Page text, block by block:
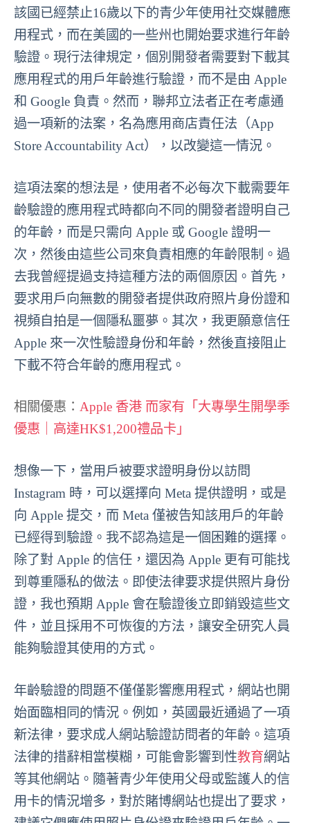
該國已經禁止16歲以下的青少年使用社交媒體應
用程式，而在美國的一些州也開始要求進行年齡
驗證。現行法律規定，個別開發者需要對下載其
應用程式的用戶年齡進行驗證，而不是由 Apple
和 Google 負責。然而，聯邦立法者正在考慮通
過一項新的法案，名為應用商店責任法（App
Store Accountability Act），以改變這一情況。
這項法案的想法是，使用者不必每次下載需要年
齡驗證的應用程式時都向不同的開發者證明自己
的年齡，而是只需向 Apple 或 Google 證明一
次，然後由這些公司來負責相應的年齡限制。過
去我曾經提過支持這種方法的兩個原因。首先，
要求用戶向無數的開發者提供政府照片身份證和
視頻自拍是一個隱私噩夢。其次，我更願意信任
Apple 來一次性驗證身份和年齡，然後直接阻止
下載不符合年齡的應用程式。
相關優惠： Apple 香港 而家有「大專學生開學季
優惠｜高達HK$1,200禮品卡」
想像一下，當用戶被要求證明身份以訪問
Instagram 時，可以選擇向 Meta 提供證明，或是
向 Apple 提交，而 Meta 僅被告知該用戶的年齡
已經得到驗證。我不認為這是一個困難的選擇。
除了對 Apple 的信任，還因為 Apple 更有可能找
到尊重隱私的做法。即使法律要求提供照片身份
證，我也預期 Apple 會在驗證後立即銷毀這些文
件，並且採用不可恢復的方法，讓安全研究人員
能夠驗證其使用的方式。
年齡驗證的問題不僅僅影響應用程式，網站也開
始面臨相同的情況。例如，英國最近通過了一項
新法律，要求成人網站驗證訪問者的年齡。這項
法律的措辭相當模糊，可能會影響到性教育網站
等其他網站。隨著青少年使用父母或監護人的信
用卡的情況增多，對於賭博網站也提出了要求，